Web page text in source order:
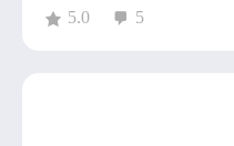
5.0 5